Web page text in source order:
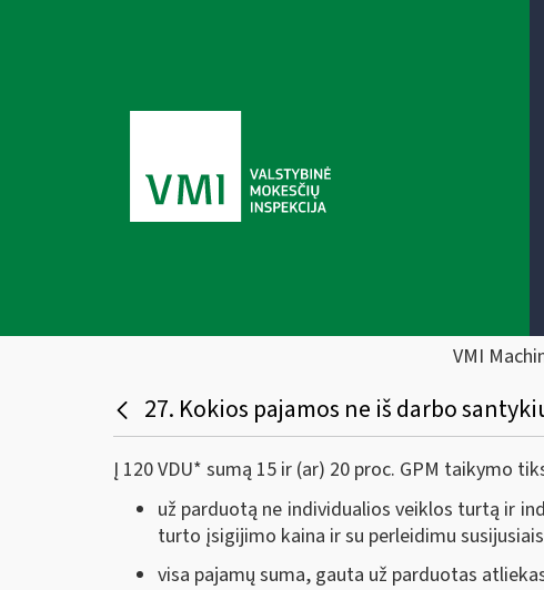
VMI
27. Kokios pajamos ne iš darbo
Į 120 VDU* sumą 15 ir (ar) 20 proc. GPM taikymo
už parduotą ne individualios veiklos turtą ir
turto įsigijimo kaina ir su perleidimu
visa pajamų suma, gauta už parduotas